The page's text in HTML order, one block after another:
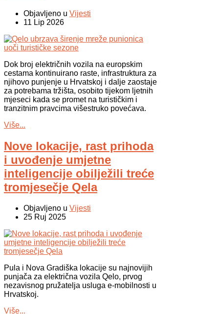
Objavljeno u Vijesti
11 Lip 2026
Dok broj električnih vozila na europskim
cestama kontinuirano raste, infrastruktura za
njihovo punjenje u Hrvatskoj i dalje zaostaje
za potrebama tržišta, osobito tijekom ljetnih
mjeseci kada se promet na turističkim i
tranzitnim pravcima višestruko povećava.
Više...
Nove lokacije, rast prihoda
i uvođenje umjetne
inteligencije obilježili treće
tromjesečje Qela
Objavljeno u Vijesti
25 Ruj 2025
Pula i Nova Gradiška lokacije su najnovijih
punjača za električna vozila Qelo, prvog
nezavisnog pružatelja usluga e-mobilnosti u
Hrvatskoj.
Više...